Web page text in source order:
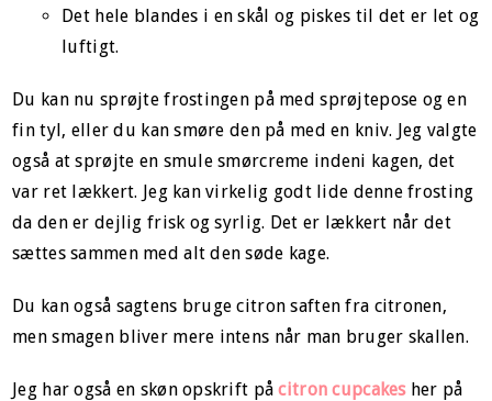
Det hele blandes i en skål og piskes til det er let og
luftigt.
Du kan nu sprøjte frostingen på med sprøjtepose og en
fin tyl, eller du kan smøre den på med en kniv. Jeg valgte
også at sprøjte en smule smørcreme indeni kagen, det
var ret lækkert. Jeg kan virkelig godt lide denne frosting
da den er dejlig frisk og syrlig. Det er lækkert når det
sættes sammen med alt den søde kage.
Du kan også sagtens bruge citron saften fra citronen,
men smagen bliver mere intens når man bruger skallen.
Jeg har også en skøn opskrift påcitron cupcakesher på